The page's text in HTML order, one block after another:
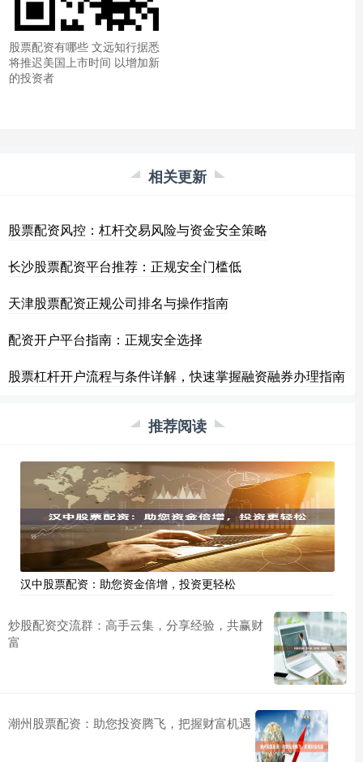
股票配资有哪些 文远知行据悉
将推迟美国上市时间 以增加新
的投资者
相关更新
股票配资风控：杠杆交易风险与资金安全策略
长沙股票配资平台推荐：正规安全门槛低
天津股票配资正规公司排名与操作指南
配资开户平台指南：正规安全选择
股票杠杆开户流程与条件详解，快速掌握融资融券办理指南
推荐阅读
汉中股票配资：助您资金倍增，投资更轻松
炒股配资交流群：高手云集，分享经验，共赢财
富
潮州股票配资：助您投资腾飞，把握财富机遇